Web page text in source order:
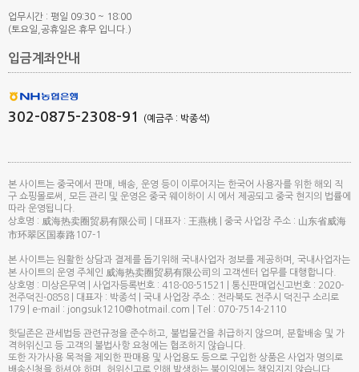
업무시간 : 평일 09:30 ~ 18:00
(토요일,공휴일은 휴무 입니다.)
입금계좌안내
302-0875-2308-91 (예금주 : 박종석)
본 사이트는 중국에서 판매, 배송, 운영 등이 이루어지는 한국어 사용자를 위한 해외 직
구 쇼핑몰로써, 모든 관리 및 운영은 중국 웨이하이 시 에서 제공되고 중국 현지의 법률에
따라 운영됩니다.
상호명 : 威海热卖圈贸易有限公司 | 대표자 : 王燕桃 | 중국 사업장 주소 : 山东省威海
市环翠区国泰路107-1
본 사이트는 원활한 상담과 결제를 돕기위해 국내사업자 정보를 제공하며, 국내사업자는
본 사이트의 운영 주체인 威海热卖圈贸易有限公司의 고객센터 업무를 대행합니다.
상호명 : 미상은무역 | 사업자등록번호 : 418-08-51521 | 통신판매업신고번호 : 2020-
전주덕진-0858 | 대표자 : 박종석 | 국내 사업장 주소 : 전라북도 전주시 덕진구 소리로
179 | e-mail : jongsuk1210@hotmail.com | Tel : 070-7514-2110
핫딜존은 관세법등 관련규정을 준수하고, 불법물건을 취급하지 않으며, 분할배송 및 가
격허위신고 등 고객의 불법사항 요청에는 협조하지 않습니다.
또한 자가사용 목적을 제외한 판매용 및 사업용도 등으로 구입한 상품은 사업자 명의로
배송신청을 하셔야 하며, 허위신고로 인해 발생하는 불이익에는 책임지지 않습니다.